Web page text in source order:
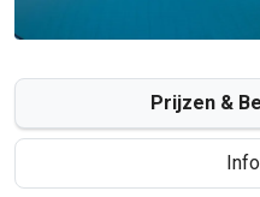
Prijzen &